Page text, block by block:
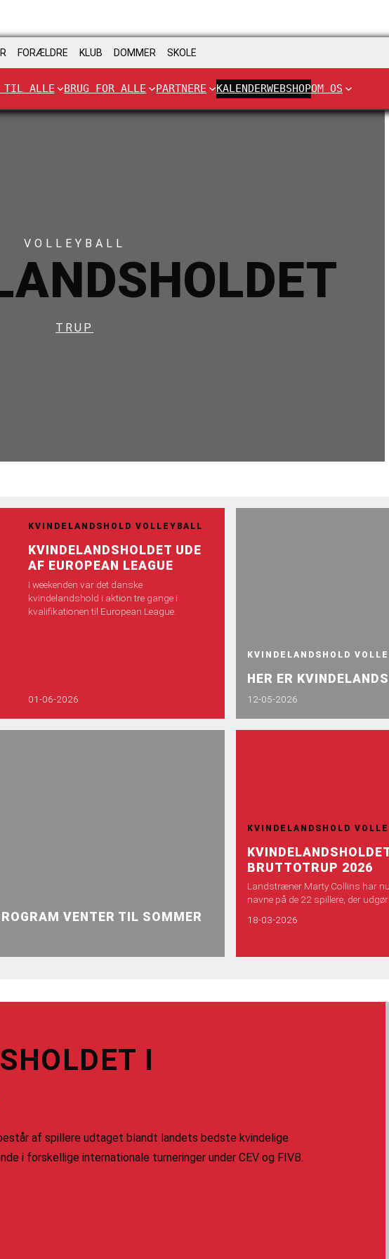
FORÆLDRE KLUB DOMMER SKOLE
TIL ALLE BRUG FOR ALLE PARTNERE KALENDERWEBSHOPOM OS
VOLLEYBALL
TRUP
KVINDELANDSHOLD VOLLEYBALL
KVINDELANDSHOLDET UDE
AF EUROPEAN LEAGUE
I weekenden var det danske
kvindelandshold i aktion tre gange i
kvalifikationen til European League.
01-06-2026
KVINDELANDSHOLD
HER ER
12-05-2026
VENTER TIL SOMMER
KVINDELANDSHOLD
BRUTTOTRUP 2026
Landstræner Marty Collins har
navne på de 22 spillere, der udgør
2026.
18-03-2026
I
af spillere udtaget blandt landets bedste kvindelige
i forskellige internationale turneringer under CEV og FIVB.